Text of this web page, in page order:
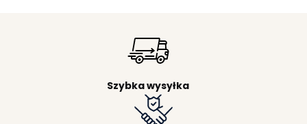
Szybka wysyłka